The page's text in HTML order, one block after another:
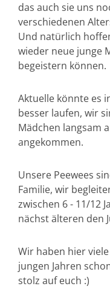
das auch sie uns
verschiedenen
Und natürlich
wieder neue junge
begeistern können.
Aktuelle könnte es
besser laufen, wir
Mädchen langsam
angekommen.
Unsere Peewees
Familie, wir
zwischen 6 - 11/12
nächst älteren den
Wir haben hier
jungen Jahren
stolz auf euch :)